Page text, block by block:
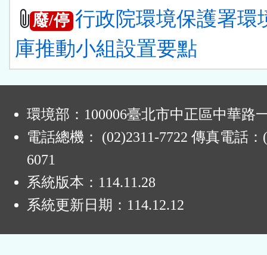
廢/停 行政院環境保護署環
庫推動小組設置要點
環境部：100006臺北市中正區中華路
電話總機： (02)2311-7722 傳真電話：
6071
系統版本： 114.11.28
系統更新日期： 114.12.12